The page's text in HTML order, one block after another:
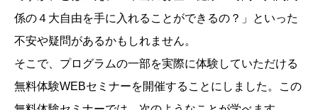
係の４大自由を手に入れることができるの？」といった
不安や疑問があるかもしれません。
そこで、プログラムの一部を実際に体験していただける
無料体験WEBセミナーを開催することにしました。この